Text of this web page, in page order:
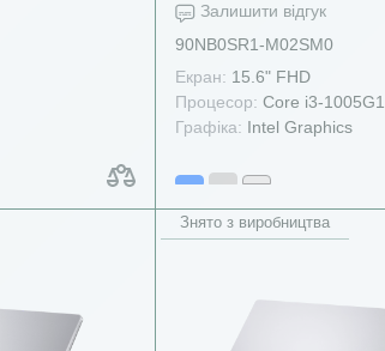
Залишити відгук
90NB0SR1-M02SM0
Екран: 15.6" FHD
Процесор: Core i3-1005G1
Графіка: Intel Graphics
Знято з виробництва